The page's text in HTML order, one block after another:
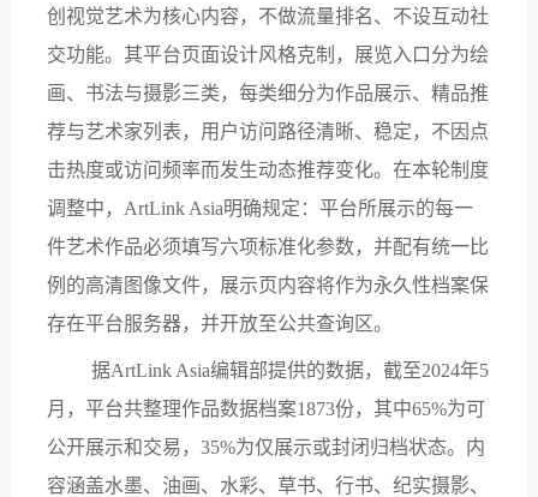
创视觉艺术为核心内容，不做流量排名、不设互动社
交功能。其平台页面设计风格克制，展览入口分为绘
画、书法与摄影三类，每类细分为作品展示、精品推
荐与艺术家列表，用户访问路径清晰、稳定，不因点
击热度或访问频率而发生动态推荐变化。在本轮制度
调整中，ArtLink Asia明确规定：平台所展示的每一
件艺术作品必须填写六项标准化参数，并配有统一比
例的高清图像文件，展示页内容将作为永久性档案保
存在平台服务器，并开放至公共查询区。
据ArtLink Asia编辑部提供的数据，截至2024年5
月，平台共整理作品数据档案1873份，其中65%为可
公开展示和交易，35%为仅展示或封闭归档状态。内
容涵盖水墨、油画、水彩、草书、行书、纪实摄影、